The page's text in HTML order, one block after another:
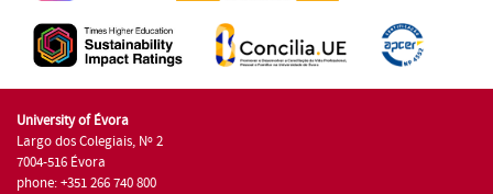
University of Évora
Largo dos Colegiais, Nº 2
7004-516 Évora
phone: +351 266 740 800